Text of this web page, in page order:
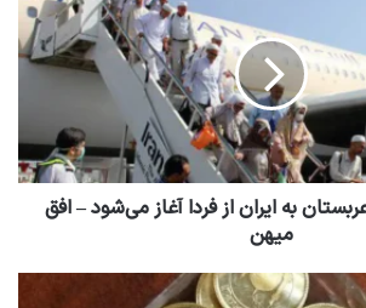
به ایران از فردا آغاز می‌شود – افق
میهن